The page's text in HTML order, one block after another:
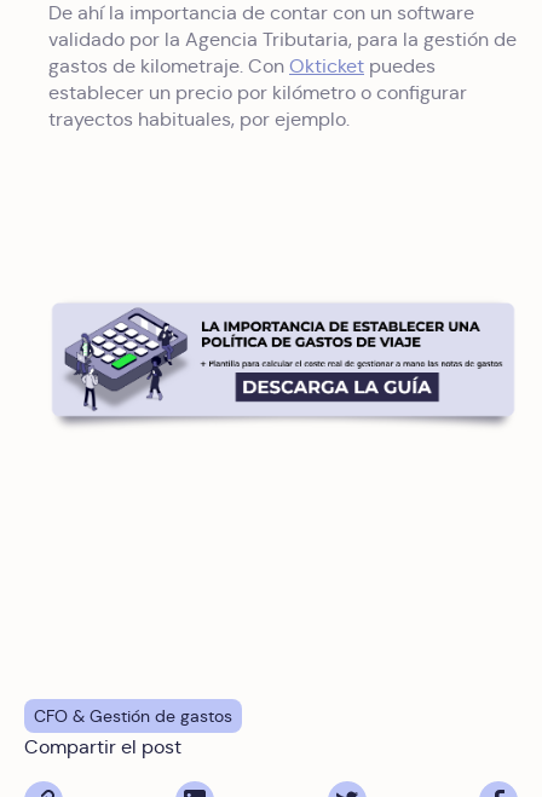
Compartir el post
De ahí la importancia de contar con un software
validado por la Agencia Tributaria, para la gestión de
gastos de kilometraje. Con Okticket puedes
establecer un precio por kilómetro o configurar
trayectos habituales, por ejemplo.
CFO & Gestión de gastos